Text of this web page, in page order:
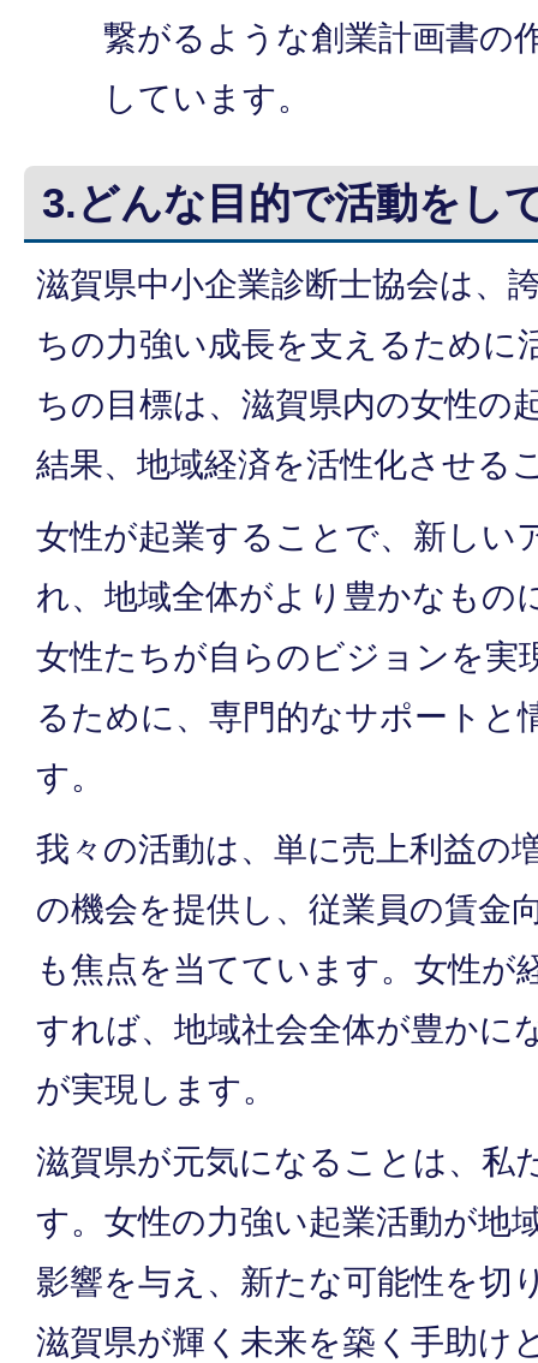
繋がるような創業計画書の
しています。
3.どんな目的で活動をし
滋賀県中小企業診断士協会は、
ちの力強い成長を支えるために
ちの目標は、滋賀県内の女性の
結果、地域経済を活性化させる
女性が起業することで、新しい
れ、地域全体がより豊かなもの
女性たちが自らのビジョンを実
るために、専門的なサポートと
す。
我々の活動は、単に売上利益の
の機会を提供し、従業員の賃金
も焦点を当てています。女性が
すれば、地域社会全体が豊かに
が実現します。
滋賀県が元気になることは、私
す。女性の力強い起業活動が地
影響を与え、新たな可能性を切
滋賀県が輝く未来を築く手助け